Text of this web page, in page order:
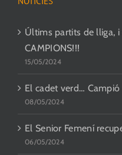
Últims partits de lliga,
CAMPIONS!!!
15/05/2024
El cadet verd… Campió
08/05/2024
El Senior Femení
06/05/2024